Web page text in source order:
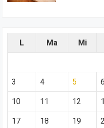
L Ma Mi
3 4 5 6
10 11 12
17 18 19